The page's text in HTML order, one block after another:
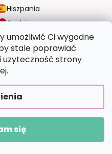
umożliwić Ci wygodne
stale poprawiać
użyteczność strony
się
Hiszpania
Austria
|UpraviloFV STUDIO
. Wszystkie prawa zastrzeżone.